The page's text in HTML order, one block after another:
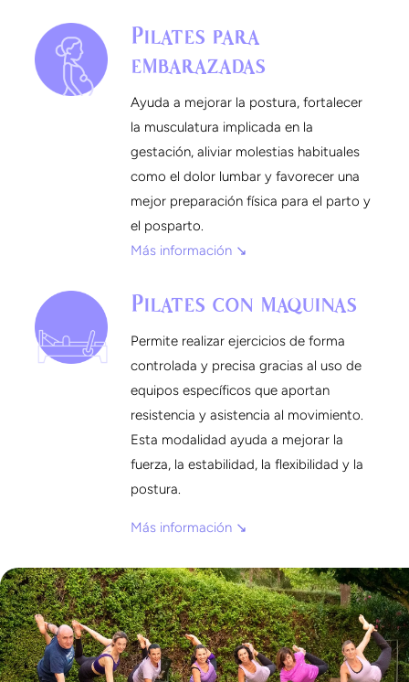
Pilates para
embarazadas
Ayuda a mejorar la postura, fortalecer
la musculatura implicada en la
gestación, aliviar molestias habituales
como el dolor lumbar y favorecer una
mejor preparación física para el parto y
el posparto.
Más información ↘
Pilates con maquinas
Permite realizar ejercicios de forma
controlada y precisa gracias al uso de
equipos específicos que aportan
resistencia y asistencia al movimiento.
Esta modalidad ayuda a mejorar la
fuerza, la estabilidad, la flexibilidad y la
postura.
Más información ↘